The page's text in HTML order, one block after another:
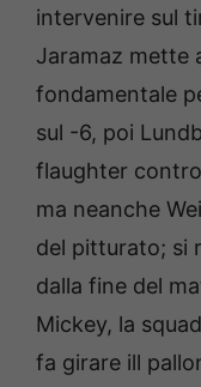
intervenire sul
Jaramaz mette
fondamentale
sul -6, poi
flaughter
ma neanche
del pitturato; si
dalla fine del
Mickey, la
fa girare ill